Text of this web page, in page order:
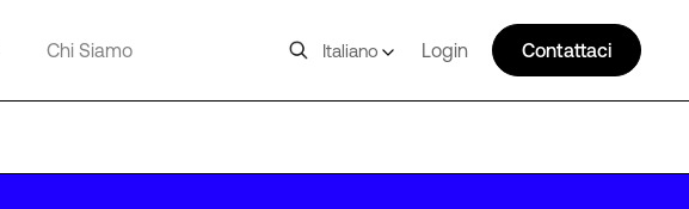
Chi Siamo Italiano Login Contattaci